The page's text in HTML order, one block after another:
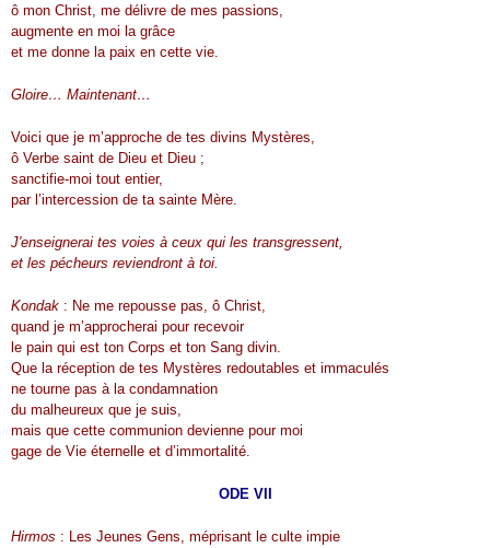
ô mon Christ, me délivre de mes passions,
augmente en moi la grâce
et me donne la paix en cette vie.
Gloire… Maintenant…
Voici que je m’approche de tes divins Mystères,
ô Verbe saint de Dieu et Dieu ;
sanctifie-moi tout entier,
par l’intercession de ta sainte Mère.
J'enseignerai tes voies à ceux qui les transgressent,
et les pécheurs reviendront à toi.
Kondak : Ne me repousse pas, ô Christ,
quand je m’approcherai pour recevoir
le pain qui est ton Corps et ton Sang divin.
Que la réception de tes Mystères redoutables et immaculés
ne tourne pas à la condamnation
du malheureux que je suis,
mais que cette communion devienne pour moi
gage de Vie éternelle et d’immortalité.
ODE VII
Hirmos : Les Jeunes Gens, méprisant le culte impie